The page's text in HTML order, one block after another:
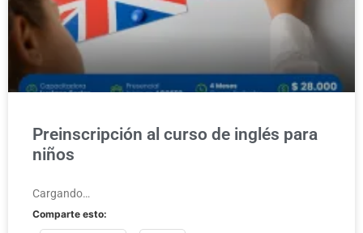
Preinscripción al curso de inglés para
niños
Cargando…
Comparte esto: